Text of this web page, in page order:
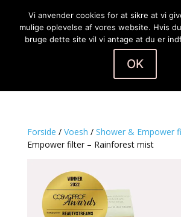
Forside / Voesh / Shower & Empower
Empower filter – Rainforest mist
Vi anvender cookies for at sikre at vi
mulige oplevelse af vores website. Hvis
bruge dette site vil vi antage at du er
OK